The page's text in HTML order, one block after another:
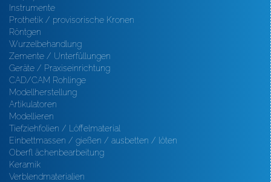
Instrumente
Prothetik / provisorische Kronen
Röntgen
Wurzelbehandlung
Zemente / Unterfüllungen
Geräte / Praxiseinrichtung
CAD/CAM Rohlinge
Modellherstellung
Artikulatoren
Modellieren
Tiefziehfolien / Löffelmaterial
Einbettmassen / gießen / ausbetten / löten
Oberfl ächenbearbeitung
Keramik
Verblendmaterialien